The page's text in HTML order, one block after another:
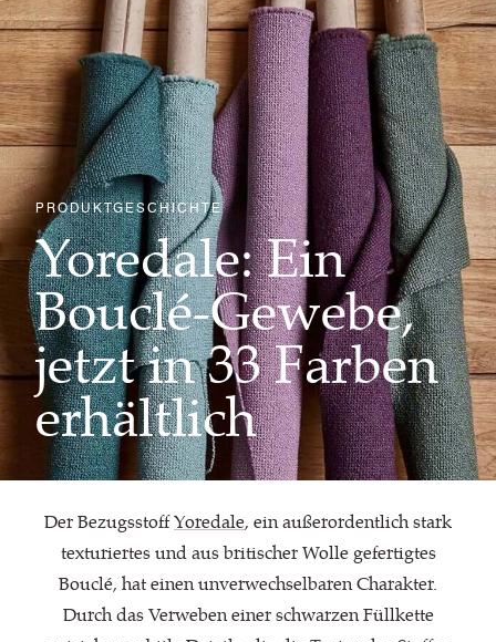
PRODUKTGESCHICHTE
Yoredale: Ein
Bouclé-Gewebe,
jetzt in 33 Farben
erhältlich
Der BezugsstoffYoredale, ein außerordentlich stark
texturiertes und aus britischer Wolle gefertigtes
Bouclé, hat einen unverwechselbaren Charakter.
Durch das Verweben einer schwarzen Füllkette